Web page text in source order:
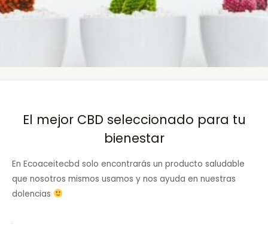
El mejor CBD seleccionado para tu
bienestar
En Ecoaceitecbd solo encontrarás un producto saludable
que nosotros mismos usamos y nos ayuda en nuestras
dolencias